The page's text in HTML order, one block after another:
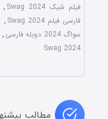
فیلم شیک Swag 2024
,
فارسی فیلم Swag 2024
,
سواگ 2024 دوبله فارسی
,
Swag 2024
مطالب